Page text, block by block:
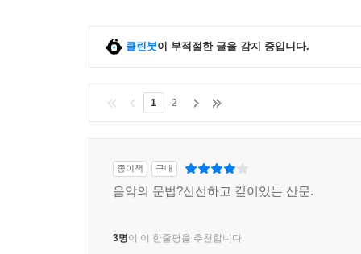
클린봇이 부적절한 글을 감지 중입니다.
1 2
종이책 구매
음악의 문법?신선하고 깊이있는 산문.
3명이 이 한줄평을 추천합니다.